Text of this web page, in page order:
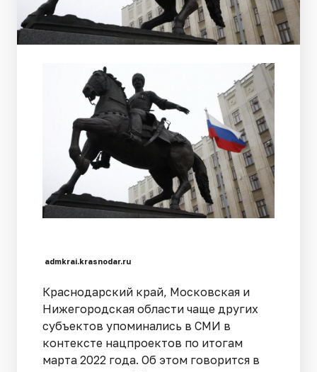
admkrai.krasnodar.ru
Краснодарский край, Московская и
Нижегородская области чаще других
субъектов упоминались в СМИ в
контексте нацпроектов по итогам
марта 2022 года. Об этом говорится в